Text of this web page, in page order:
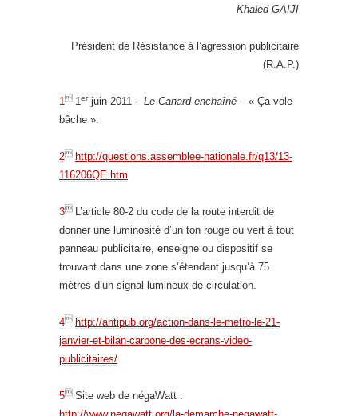
Khaled GAIJI
Président de Résistance à l’agression publicitaire
(R.A.P.)
1  1 erjuin 2011 – Le Canard enchaîné – « Ça vole
bâche ».
2 http://questions.assemblee-nationale.fr/q13/13-
116206QE.htm
3
L’article 80-2 du code de la route interdit de
donner une luminosité d’un ton rouge ou vert à tout
panneau publicitaire, enseigne ou dispositif se
trouvant dans une zone s’étendant jusqu’à 75
mètres d’un signal lumineux de circulation.
4 http://antipub.org/action-dans-le-metro-le-21-
janvier-et-bilan-carbone-des-ecrans-video-
publicitaires/
5 Site web de négaWatt :